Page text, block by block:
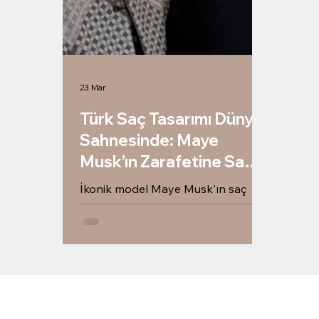
Türk Saç Tasarımı Dünya
Sahnesinde: Maye
Musk’ın Zarafetine Sabit
Akkaya İmzası!
İkonik model Maye Musk'ın saç
tasarımı usta isim Sabit Akkaya
23 Mar